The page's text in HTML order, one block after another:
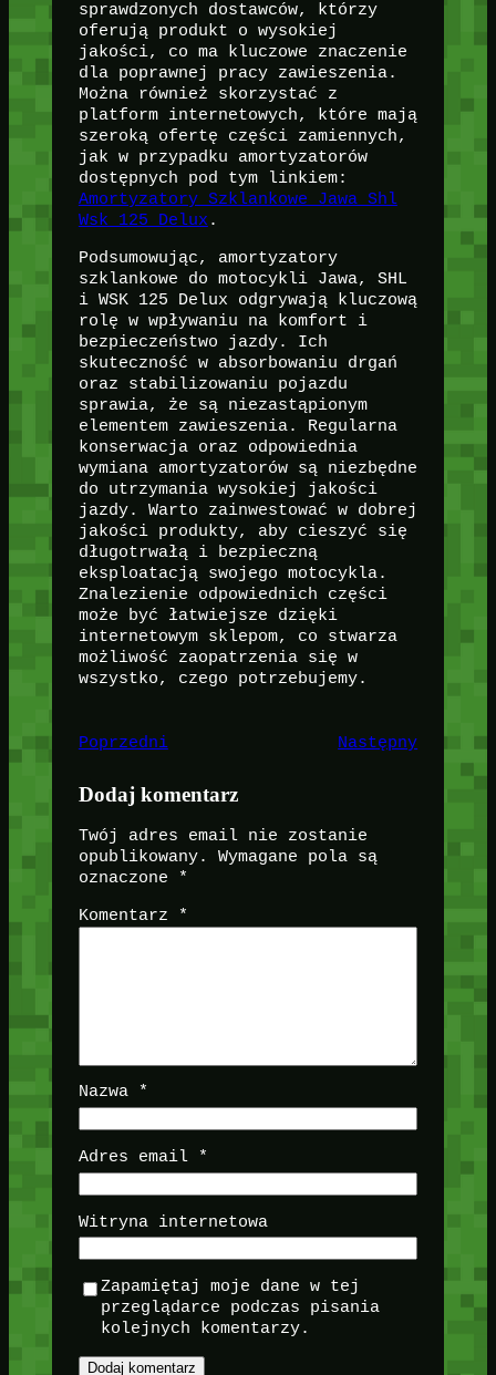
sprawdzonych dostawców, którzy
oferują produkt o wysokiej
jakości, co ma kluczowe znaczenie
dla poprawnej pracy zawieszenia.
Można również skorzystać z
platform internetowych, które mają
szeroką ofertę części zamiennych,
jak w przypadku amortyzatorów
dostępnych pod tym linkiem:
Amortyzatory Szklankowe Jawa Shl
Wsk 125 Delux .
Podsumowując, amortyzatory
szklankowe do motocykli Jawa, SHL
i WSK 125 Delux odgrywają kluczową
rolę w wpływaniu na komfort i
bezpieczeństwo jazdy. Ich
skuteczność w absorbowaniu drgań
oraz stabilizowaniu pojazdu
sprawia, że są niezastąpionym
elementem zawieszenia. Regularna
konserwacja oraz odpowiednia
wymiana amortyzatorów są niezbędne
do utrzymania wysokiej jakości
jazdy. Warto zainwestować w dobrej
jakości produkty, aby cieszyć się
długotrwałą i bezpieczną
eksploatacją swojego motocykla.
Znalezienie odpowiednich części
może być łatwiejsze dzięki
internetowym sklepom, co stwarza
możliwość zaopatrzenia się w
wszystko, czego potrzebujemy.
Poprzedni Następny
Dodaj komentarz
Twój adres email nie zostanie
opublikowany.
Wymagane pola są
oznaczone
*
Komentarz *
Nazwa *
Adres email *
Witryna internetowa
Zapamiętaj moje dane w tej
przeglądarce podczas pisania
kolejnych komentarzy.